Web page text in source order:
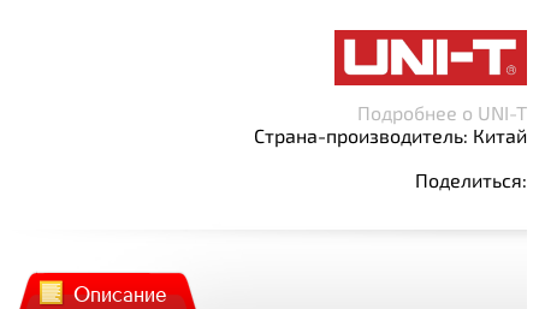
Подробнее о UNI-T
Страна-производитель: Китай
Поделиться:
Описание